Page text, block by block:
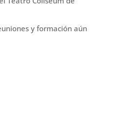
y formación aún